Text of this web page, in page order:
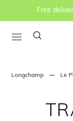
Free
Longchamp Le